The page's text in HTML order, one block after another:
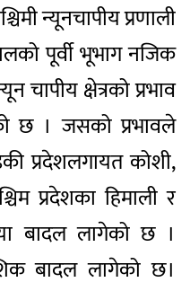
न्यूनचापीय प्रणाली
पूर्वी भूभाग नजिक
चापीय क्षेत्रको प्रभाव
छ । जसको प्रभावले
प्रदेशलगायत कोशी,
प्रदेशका हिमाली र
बादल लागेको छ ।
बादल लागेको छ।